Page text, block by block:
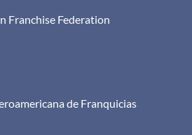
Franchise Federation
de Franquicias